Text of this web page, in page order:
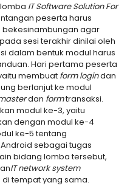
lomba IT Software Solution For
peserta harus
agar
sesi terakhir dinilai oleh
dalam bentuk modul harus
Hari pertama peserta
membuat form logindan
berlanjut ke modul
dan formtransaksi.
modul ke-3, yaitu
dengan modul ke-4
ke-5 tentang
sebagai tugas
bidang lomba tersebut,
IT network system
tempat yang sama.